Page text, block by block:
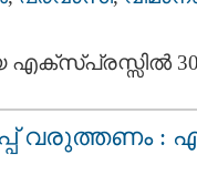
എക്‌സ്പ്രസ്സില്‍
വരുത്തണം :